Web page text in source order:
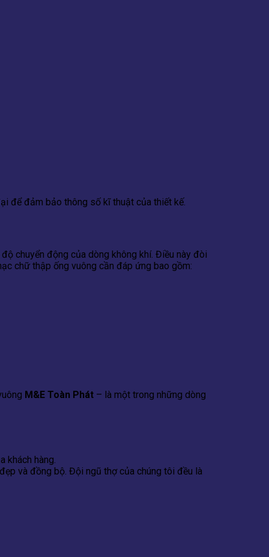
để đảm bảo thông số kĩ thuật của thiết kế.
chuyển động của dòng không khí. Điều này đòi
chữ thập ống vuông cần đáp ứng bao gồm:
M&E Toàn Phát – là một trong những dòng
khách hàng.
và đồng bộ. Đội ngũ thợ của chúng tôi đều là